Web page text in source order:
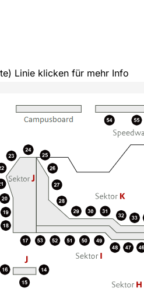
Linie klicken für mehr Info